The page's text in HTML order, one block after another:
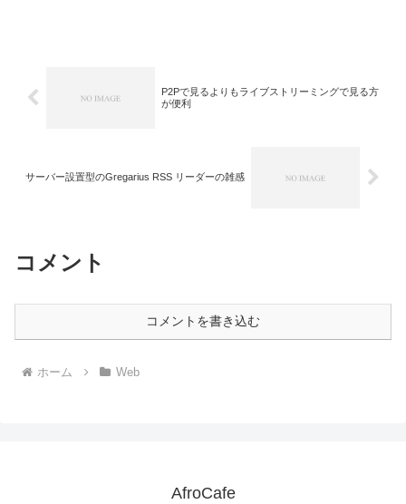
P2Pで見るよりもライブストリーミングで見る方
が便利
サーバー設置型のGregarius RSS リーダーの雑感
コメント
コメントを書き込む
ホーム Web
AfroCafe